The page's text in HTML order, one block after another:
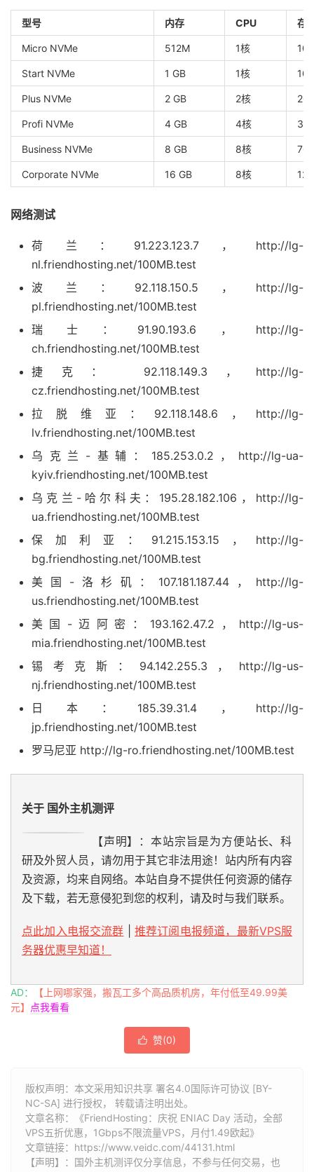
型号 内存 CPU 存
Micro NVMe 512M 1核 10
Start NVMe 1 GB 1核 10
Plus NVMe 2 GB 2核 20
Profi NVMe 4 GB 4核 35
Business NVMe 8 GB 8核 70
Corporate NVMe 16 GB 8核
网络测试
荷兰：91.223.123.7，http://lg-
nl.friendhosting.net/100MB.test
波兰：92.118.150.5，http://lg-
pl.friendhosting.net/100MB.test
瑞士：91.90.193.6，http://lg-
ch.friendhosting.net/100MB.test
捷克： 92.118.149.3，http://lg-
cz.friendhosting.net/100MB.test
拉脱维亚：92.118.148.6，http://lg-
lv.friendhosting.net/100MB.test
乌克兰-基辅：185.253.0.2，http://lg-ua-
kyiv.friendhosting.net/100MB.test
乌克兰-哈尔科夫：195.28.182.106，http://lg-
ua.friendhosting.net/100MB.test
保加利亚：91.215.153.15，http://lg-
bg.friendhosting.net/100MB.test
美国-洛杉矶：107.181.187.44，http://lg-
us.friendhosting.net/100MB.test
美国-迈阿密：193.162.47.2，http://lg-us-
mia.friendhosting.net/100MB.test
锡考克斯：94.142.255.3，http://lg-us-
nj.friendhosting.net/100MB.test
日本：185.39.31.4，http://lg-
jp.friendhosting.net/100MB.test
罗马尼亚 http://lg-ro.friendhosting.net/100MB.test
关于 国外主机测评
【声明】：本站宗旨是为方便站长、科
研及外贸人员，请勿用于其它非法用途！站内所有内容
及资源，均来自网络。本站自身不提供任何资源的储存
及下载，若无意侵犯到您的权利，请及时与我们联系。
点此加入电报交流群
推荐订阅电报频道，最新VPS服
务器优惠早知道！
AD：
【上网哪家强，搬瓦工多个高品质机房，年付低至49.99美
元】
点我看看
 赞(0)
版权声明：本文采用知识共享 署名4.0国际许可协议 [BY-
NC-SA] 进行授权， 转载请注明出处。
文章名称：《FriendHosting：庆祝 ENIAC Day 活动，全部
VPS五折优惠，1Gbps不限流量VPS，月付1.49欧起》
文章链接： https://www.veidc.com/44131.html
【声明】：国外主机测评仅分享信息，不参与任何交易，也